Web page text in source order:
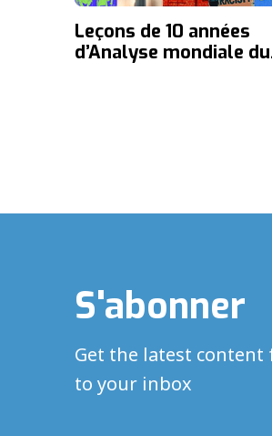
Leçons de 10 années
d’Analyse mondiale du
S'abonner
Get the latest
to your inbox